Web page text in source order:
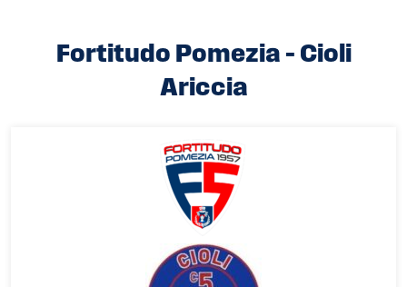
Fortitudo Pomezia – Cioli
Ariccia